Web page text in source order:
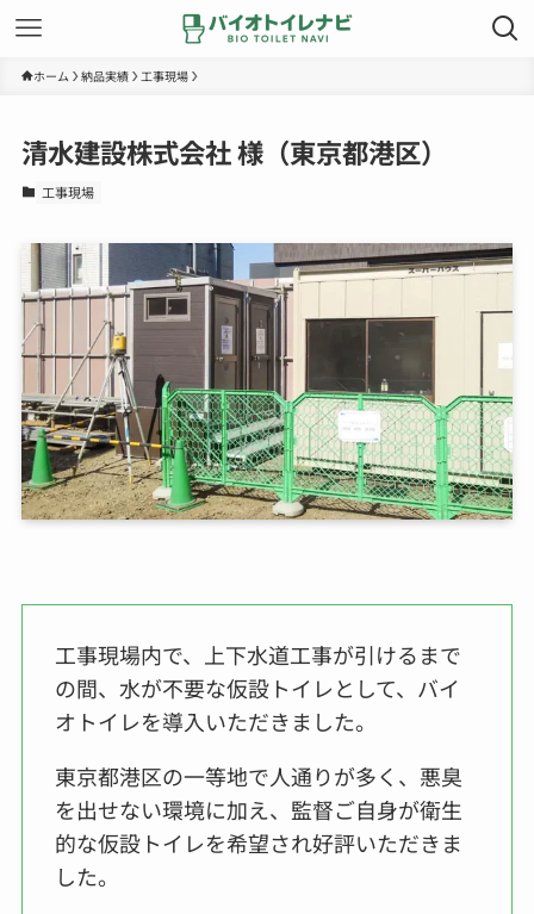
ホーム 納品実績 工事現場
清水建設株式会社 様（東京都港区）
工事現場
工事現場内で、上下水道工事が引けるまで
の間、水が不要な仮設トイレとして、バイ
オトイレを導入いただきました。
東京都港区の一等地で人通りが多く、悪臭
を出せない環境に加え、監督ご自身が衛生
的な仮設トイレを希望され好評いただきま
した。